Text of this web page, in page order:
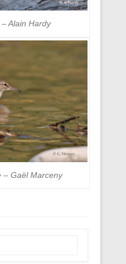
Alain Hardy
– Gaël Marceny